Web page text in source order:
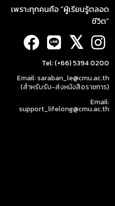
เพราะทุกคนคือ “ผู้เรียนรู้ตลอด
ชีวิต”
𝕏
Tel: (+66) 5394 0200
Email: saraban_le@cmu.ac.th
(สำหรับรับ-ส่งหนังสือราชการ)
Email:
support_lifelong@cmu.ac.th